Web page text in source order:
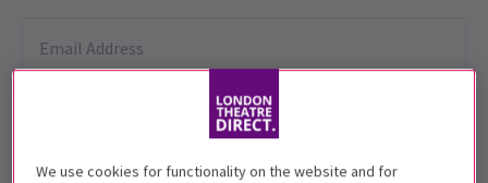
We use cookies for functionality on the website and for